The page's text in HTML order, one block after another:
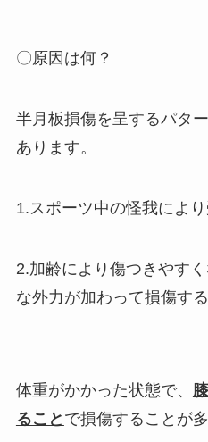
〇原因は何？
半月板損傷を呈するパタ
あります。
1.スポーツ中の怪我によ
2.加齢により傷つきやす
な外力が加わって損傷す
体重がかかった状態で、
ること で損傷することが多